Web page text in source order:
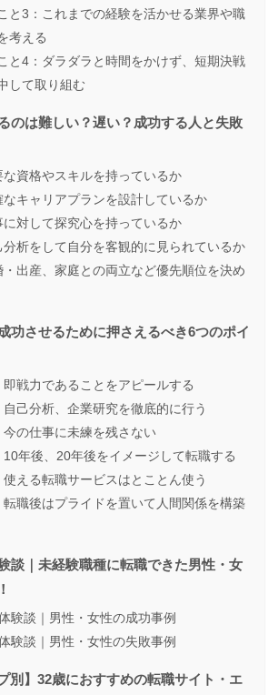
と3：これまでの経験を活かせる業界や職
考える
と4：ダラダラと時間をかけず、短期決戦
して取り組む
のは難しい？遅い？成功する人と失敗
資格やスキルを持っているか
キャリアプランを設計しているか
対して探究心を持っているか
析をして自分を客観的に見られているか
出産、家庭との両立など優先順位を決め
功させるために押さえるべき6つのポイ
戦力であることをアピールする
己分析、企業研究を徹底的に行う
今の仕事に未練を残さない
10年後、20年後をイメージして転職する
える転職サービスはとことん使う
転職後はプライドを置いて人間関係を構築
談｜未経験職種に転職できた男性・女
験談｜男性・女性の成功事例
験談｜男性・女性の失敗事例
別】32歳におすすめの転職サイト・エ